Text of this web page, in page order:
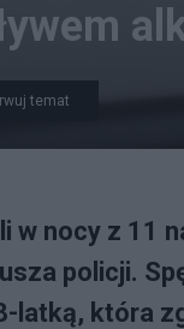
temat
nocy z 11
policji.
która